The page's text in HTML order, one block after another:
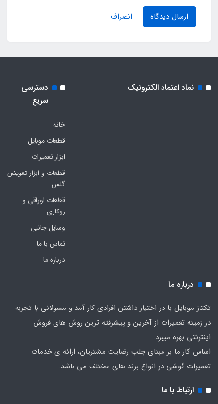
ارسال دیدگاه انصراف
نماد اعتماد الکترونیک
دسترسی
سریع
خانه
قطعات موبایل
ابزار تعمیرات
قطعات و ابزار تعویض
گلس
قطعات اوراقی و
روکاری
وسایل جانبی
تماس با ما
درباره ما
درباره ما
تکتاز موبایل با در اختیار داشتن افرادی کار آمد و مسولانی با تجربه
در زمینه تعمیرات از آخرین و پیشرفته ترین روش های فروش
اینترنتی بهره میبرد.
اساس کار ما بر مبنای جلب رضایت مشتریان، ارائه ی خدمات
تعمیرات گوشی در انواع برند های مختلف می باشد.
ارتباط با ما